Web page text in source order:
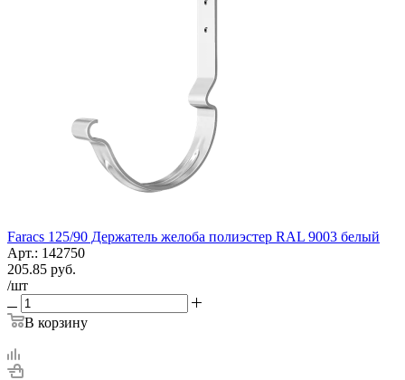
Faracs 125/90 Держатель желоба полиэстер RAL 9003 белый
Арт.: 142750
205.85 руб.
/шт
В корзину